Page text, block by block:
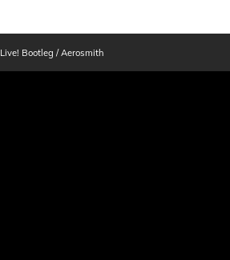
Live! Bootleg / Aerosmith